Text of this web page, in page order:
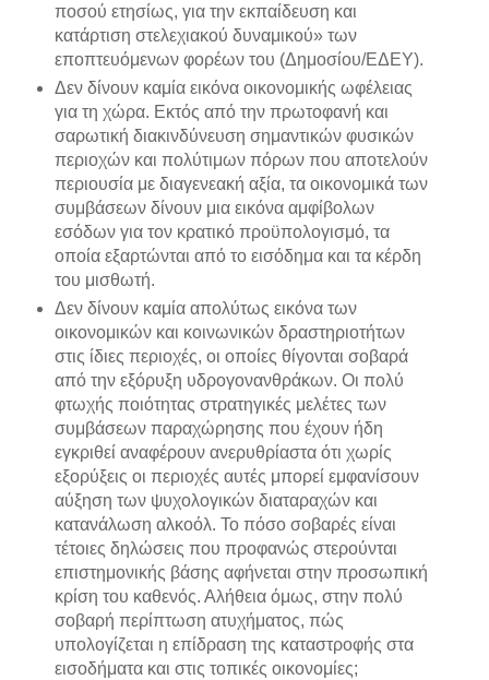
ποσού ετησίως, για την εκπαίδευση και
κατάρτιση στελεχιακού δυναμικού» των
εποπτευόμενων φορέων του (Δημοσίου/ΕΔΕΥ).
Δεν δίνουν καμία εικόνα οικονομικής ωφέλειας
για τη χώρα. Εκτός από την πρωτοφανή και
σαρωτική διακινδύνευση σημαντικών φυσικών
περιοχών και πολύτιμων πόρων που αποτελούν
περιουσία με διαγενεακή αξία, τα οικονομικά των
συμβάσεων δίνουν μια εικόνα αμφίβολων
εσόδων για τον κρατικό προϋπολογισμό, τα
οποία εξαρτώνται από το εισόδημα και τα κέρδη
του μισθωτή.
Δεν δίνουν καμία απολύτως εικόνα των
οικονομικών και κοινωνικών δραστηριοτήτων
στις ίδιες περιοχές, οι οποίες θίγονται σοβαρά
από την εξόρυξη υδρογονανθράκων. Οι πολύ
φτωχής ποιότητας στρατηγικές μελέτες των
συμβάσεων παραχώρησης που έχουν ήδη
εγκριθεί αναφέρουν ανερυθρίαστα ότι χωρίς
εξορύξεις οι περιοχές αυτές μπορεί εμφανίσουν
αύξηση των ψυχολογικών διαταραχών και
κατανάλωση αλκοόλ. Το πόσο σοβαρές είναι
τέτοιες δηλώσεις που προφανώς στερούνται
επιστημονικής βάσης αφήνεται στην προσωπική
κρίση του καθενός. Αλήθεια όμως, στην πολύ
σοβαρή περίπτωση ατυχήματος, πώς
υπολογίζεται η επίδραση της καταστροφής στα
εισοδήματα και στις τοπικές οικονομίες;